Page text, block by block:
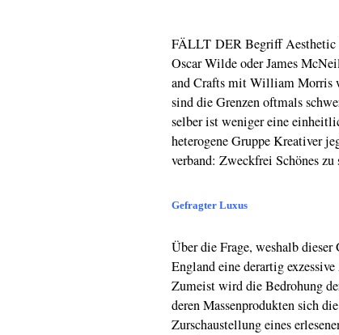
FÄLLT DER Begriff Aesthetic
Oscar Wilde oder James
and Crafts mit William Morris
sind die Grenzen oftmals
selber ist weniger eine
heterogene Gruppe Kreativer
verband: Zweckfrei Schönes zu
Gefragter Luxus
Über die Frage, weshalb
England eine derartig
Zumeist wird die Bedrohung
deren Massenprodukten sich
Zurschaustellung eines